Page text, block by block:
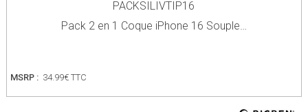
PACKSILIVTIP16
Pack 2 en 1 Coque iPhone 16 Souple…
MSRP : 34.99€ TTC